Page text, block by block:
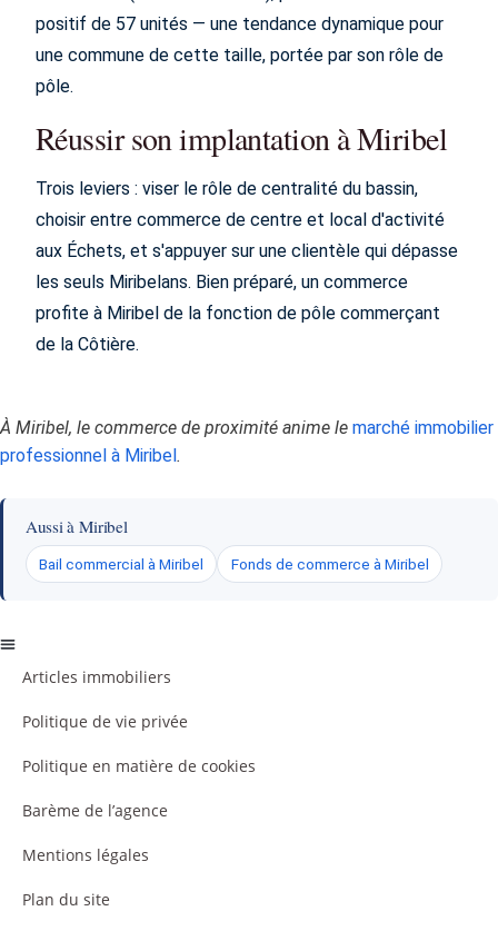
positif de 57 unités — une tendance dynamique pour
une commune de cette taille, portée par son rôle de
pôle.
Réussir son implantation à Miribel
Trois leviers : viser le rôle de centralité du bassin,
choisir entre commerce de centre et local d'activité
aux Échets, et s'appuyer sur une clientèle qui dépasse
les seuls Miribelans. Bien préparé, un commerce
profite à Miribel de la fonction de pôle commerçant
de la Côtière.
À Miribel, le commerce de proximité anime le marché immobilier
professionnel à Miribel.
Aussi à Miribel
Bail commercial à Miribel Fonds de commerce à Miribel
Articles immobiliers
Politique de vie privée
Politique en matière de cookies
Barème de l’agence
Mentions légales
Plan du site